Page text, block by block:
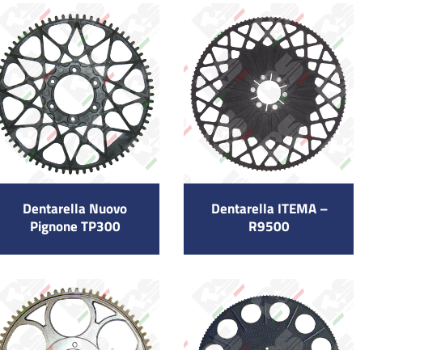
Dentarella Nuovo
Pignone TP300
Dentarella ITEMA –
R9500